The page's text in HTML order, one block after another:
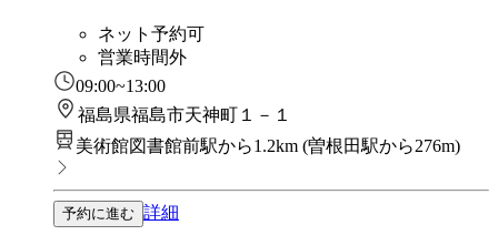
ネット予約可
営業時間外
09:00~13:00
福島県福島市天神町１－１
美術館図書館前駅から1.2km (曽根田駅から276m)
予約に進む 詳細